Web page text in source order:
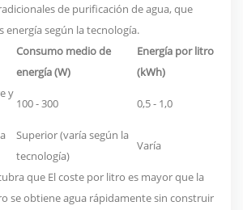
de purificación de agua, que
energía según la tecnología.
Consumo medio de
energía (W)
Energía por litro
(kWh)
y
100 - 300 0,5 - 1,0
Superior (varía según la
tecnología)
Varía
que El coste por litro es mayor que la
se obtiene agua rápidamente sin construir